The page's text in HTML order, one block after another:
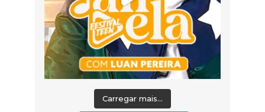
Carregar mais...